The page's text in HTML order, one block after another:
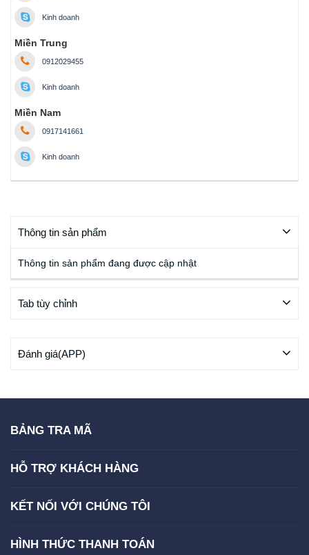
Kinh doanh
Miền Trung
0912029455
Kinh doanh
Miền Nam
0917141661
Kinh doanh
Thông tin sản phẩm
Thông tin sản phẩm đang được cập nhật
Tab tùy chỉnh
Đánh giá(APP)
BẢNG TRA MÃ
HỖ TRỢ KHÁCH HÀNG
KẾT NỐI VỚI CHÚNG TÔI
HÌNH THỨC THANH TOÁN